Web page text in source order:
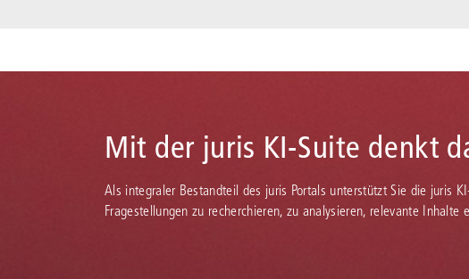
Mit der juris KI-Suite denkt
Als integraler Bestandteil des juris Portals unterstützt Sie die juris
Fragestellungen zu recherchieren, zu analysieren, relevante